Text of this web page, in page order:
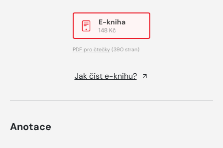
E-kniha
148 Kč
PDF pro čtečky (390 stran)
Jak číst e-knihu?
Anotace